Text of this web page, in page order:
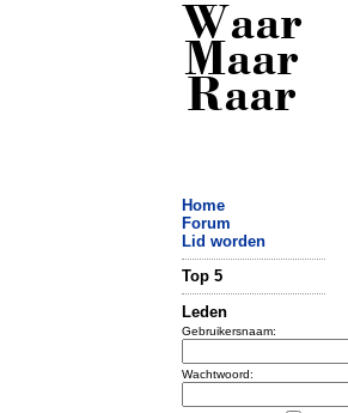
Waar
Maar
Raar
Home
Forum
Lid worden
Top 5
Leden
Gebruikersnaam:
Wachtwoord: